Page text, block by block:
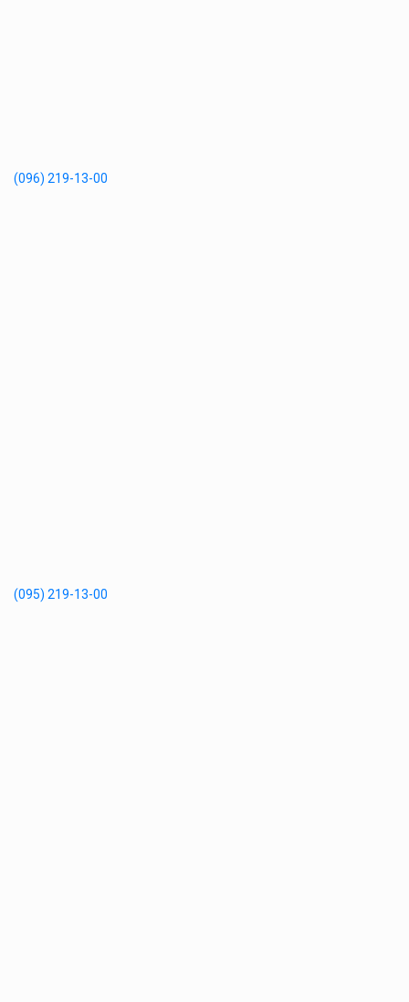
(096) 219-13-00
(095) 219-13-00